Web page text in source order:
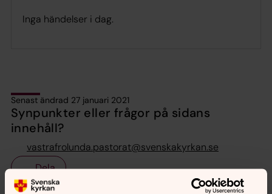
Inga händelser i dag.
Senast ändrad 27 januari 2021
Synpunkter eller frågor på sidans
innehåll?
vastrafrolunda.pastorat@svenskakyrkan.se
Dela